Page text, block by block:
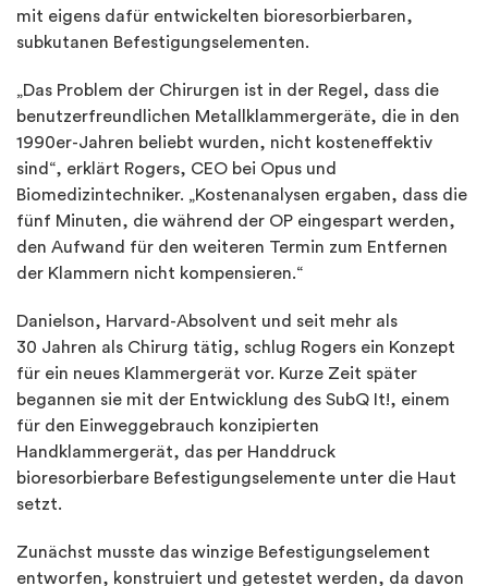
mit eigens dafür entwickelten bioresorbierbaren,
subkutanen Befestigungselementen.
„Das Problem der Chirurgen ist in der Regel, dass die
benutzerfreundlichen Metallklammergeräte, die in den
1990er-Jahren beliebt wurden, nicht kosteneffektiv
sind“, erklärt Rogers, CEO bei Opus und
Biomedizintechniker. „Kostenanalysen ergaben, dass die
fünf Minuten, die während der OP eingespart werden,
den Aufwand für den weiteren Termin zum Entfernen
der Klammern nicht kompensieren.“
Danielson, Harvard-Absolvent und seit mehr als
30 Jahren als Chirurg tätig, schlug Rogers ein Konzept
für ein neues Klammergerät vor. Kurze Zeit später
begannen sie mit der Entwicklung des SubQ It!, einem
für den Einweggebrauch konzipierten
Handklammergerät, das per Handdruck
bioresorbierbare Befestigungselemente unter die Haut
setzt.
Zunächst musste das winzige Befestigungselement
entworfen, konstruiert und getestet werden, da davon